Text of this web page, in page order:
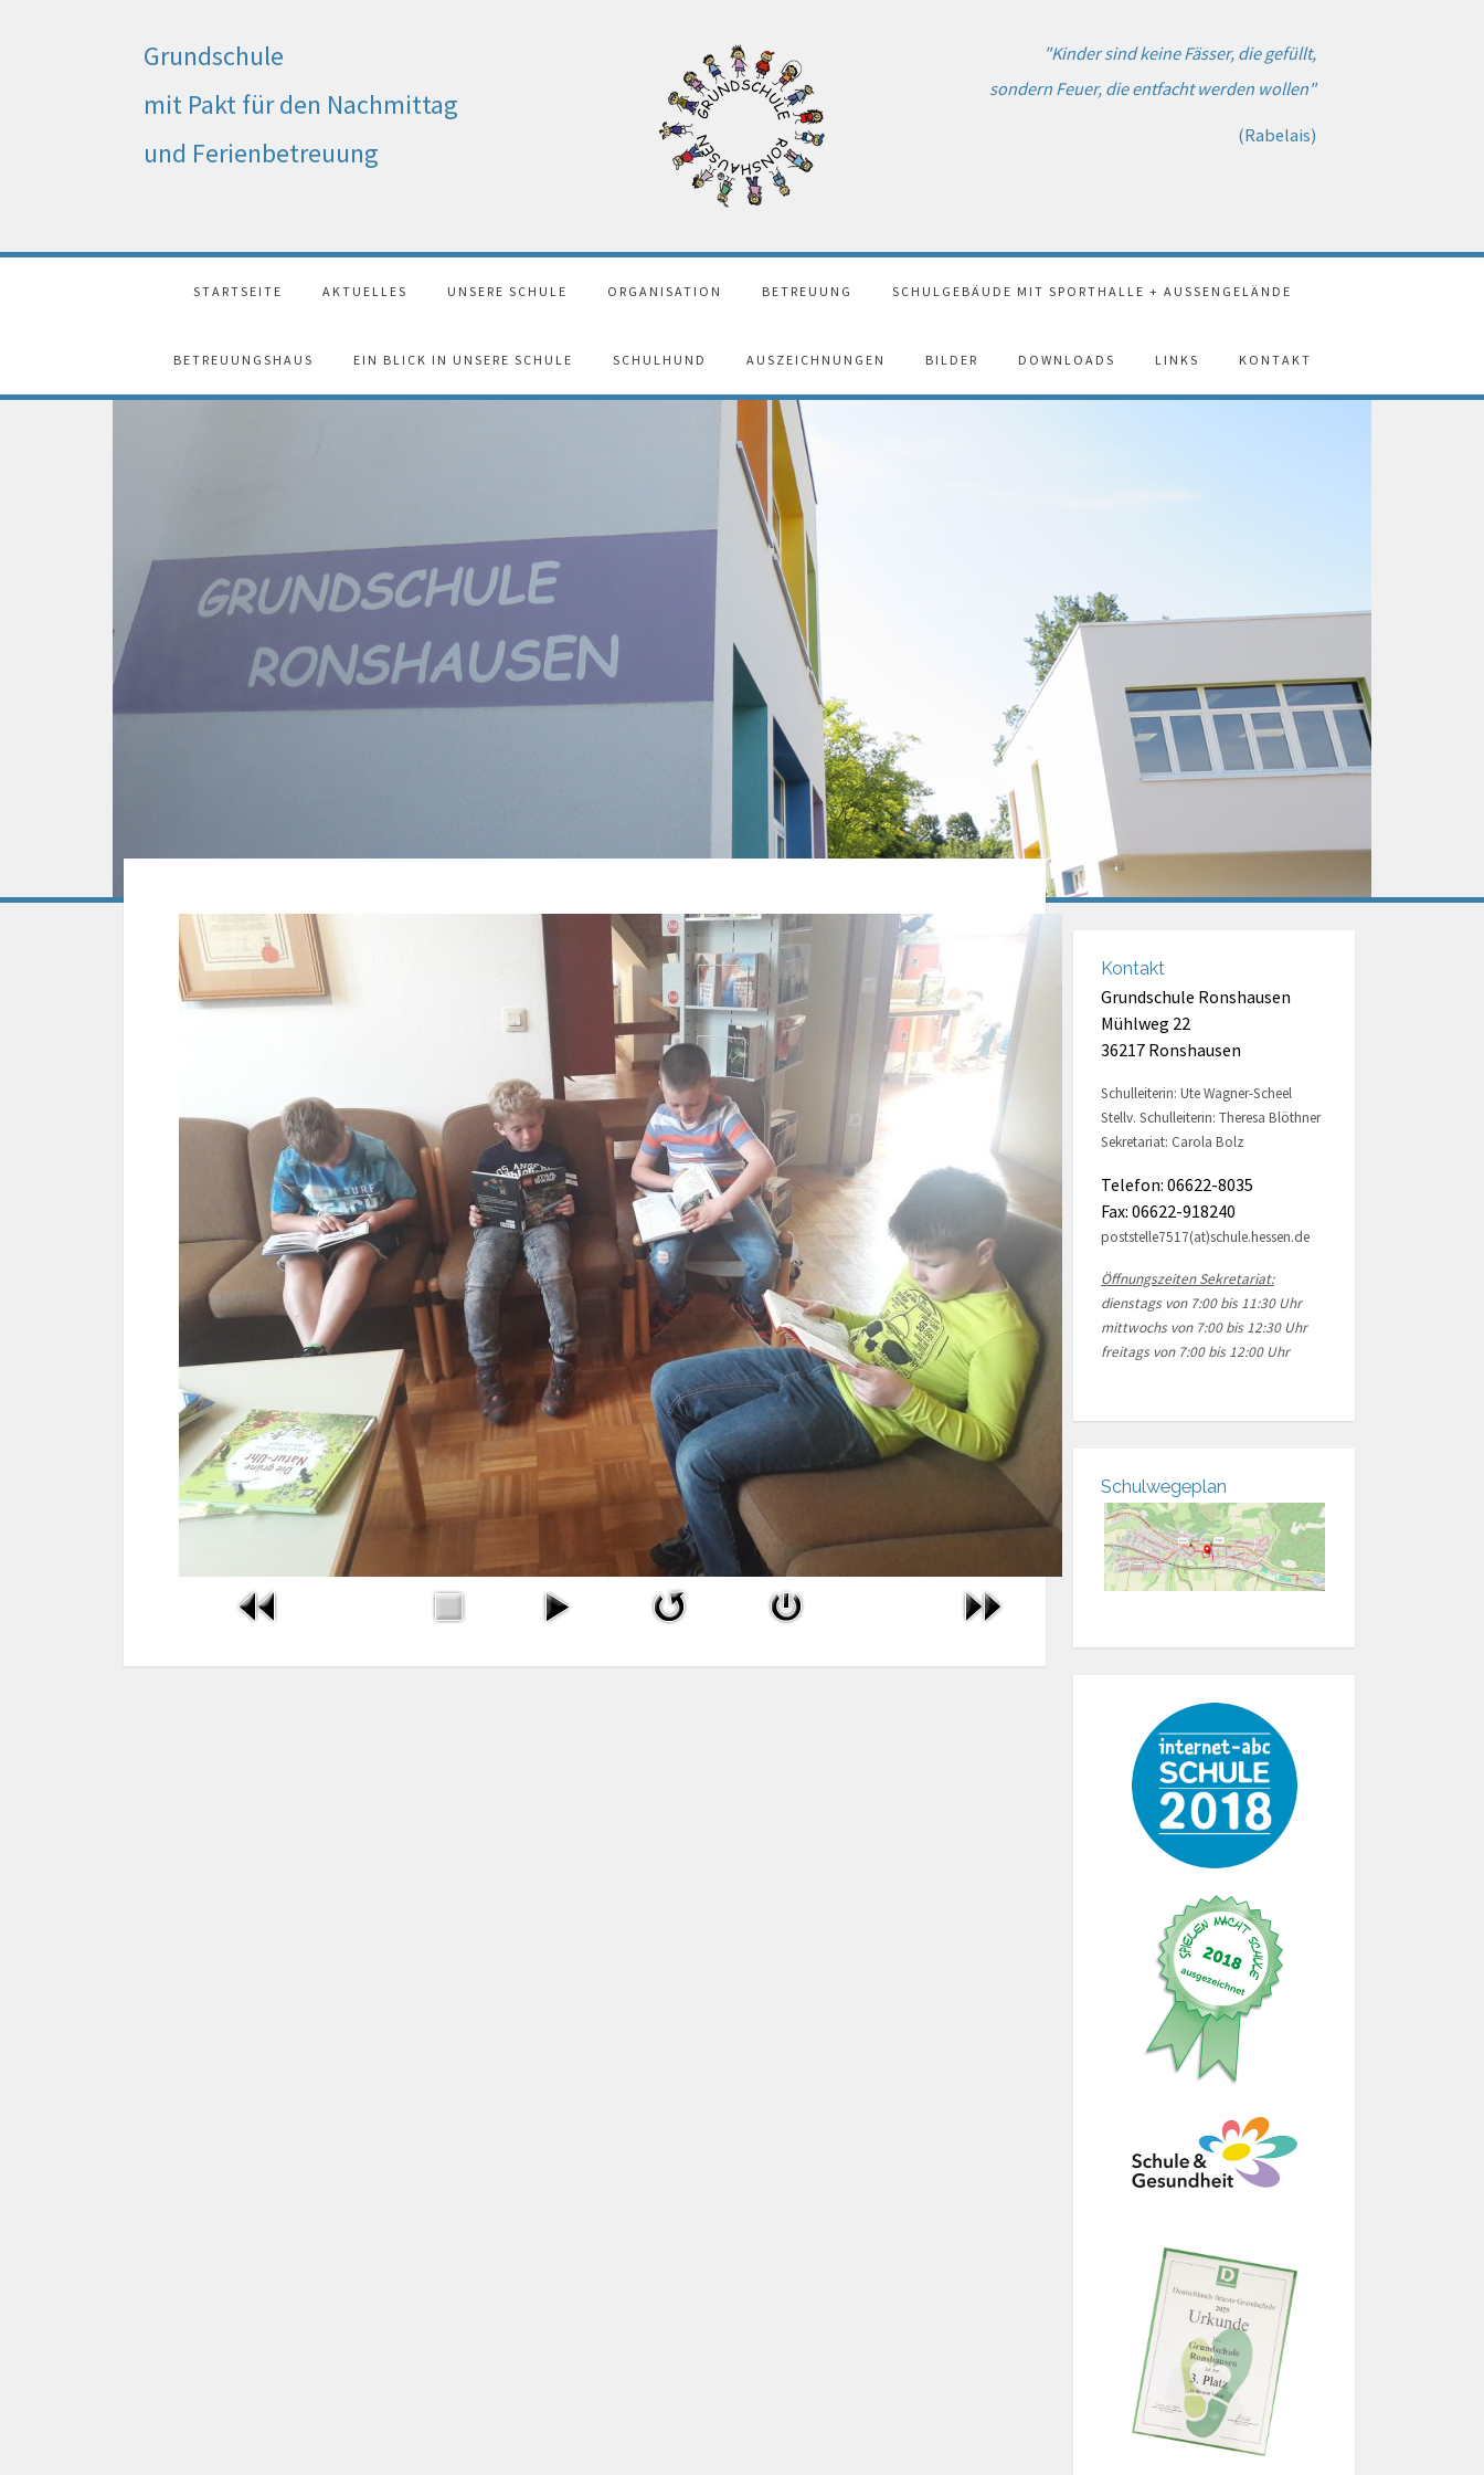
Grundschule
mit Pakt für den Nachmittag
und Ferienbetreuung
"Kinder sind keine Fässer, die gefüllt,
sondern Feuer, die entfacht werden wollen"
(Rabelais)
STARTSEITE AKTUELLES UNSERE SCHULE ORGANISATION BETREUUNG SCHULGEBÄUDE MIT SPORTHALLE + AUSSENGELÄNDE
BETREUUNGSHAUS EIN BLICK IN UNSERE SCHULE SCHULHUND AUSZEICHNUNGEN BILDER DOWNLOADS LINKS KONTAKT
Kontakt
Grundschule Ronshausen
Mühlweg 22
36217 Ronshausen
Schulleiterin: Ute Wagner-Scheel
Stellv. Schulleiterin: Theresa Blöthner
Sekretariat: Carola Bolz
Telefon: 06622-8035
Fax: 06622-918240
poststelle7517(at)schule.hessen.de
Öffnungszeiten Sekretariat:
dienstags von 7:00 bis 11:30 Uhr
mittwochs von 7:00 bis 12:30 Uhr
freitags von 7:00 bis 12:00 Uhr
Schulwegeplan